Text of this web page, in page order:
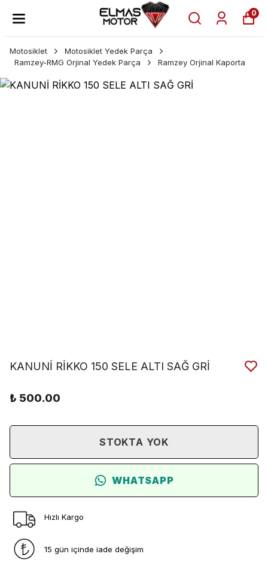
0
Motosiklet
Motosiklet Yedek Parça
Ramzey-RMG Orjinal Yedek Parça
Ramzey Orjinal Kaporta
KANUNİ RİKKO 150 SELE ALTI SAĞ GRİ
₺ 500.00
STOKTA YOK
WHATSAPP
Hızlı Kargo
15 gün içinde iade değişim